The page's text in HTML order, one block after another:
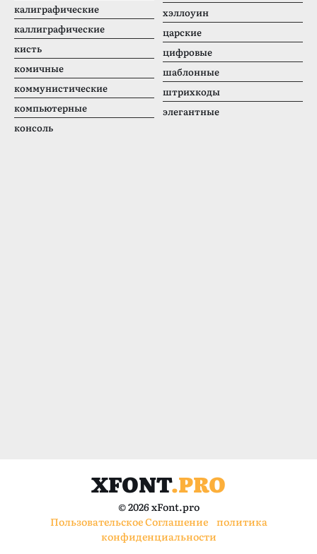
калиграфические
каллиграфические
кисть
комичные
коммунистические
компьютерные
консоль
хэллоуин
царские
цифровые
шаблонные
штрихкоды
элегантные
XFONT.PRO
© 2026 xFont.pro
Пользовательское Соглашение
политика
конфиденциальности